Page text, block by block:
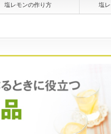
塩レモンの作り方 塩